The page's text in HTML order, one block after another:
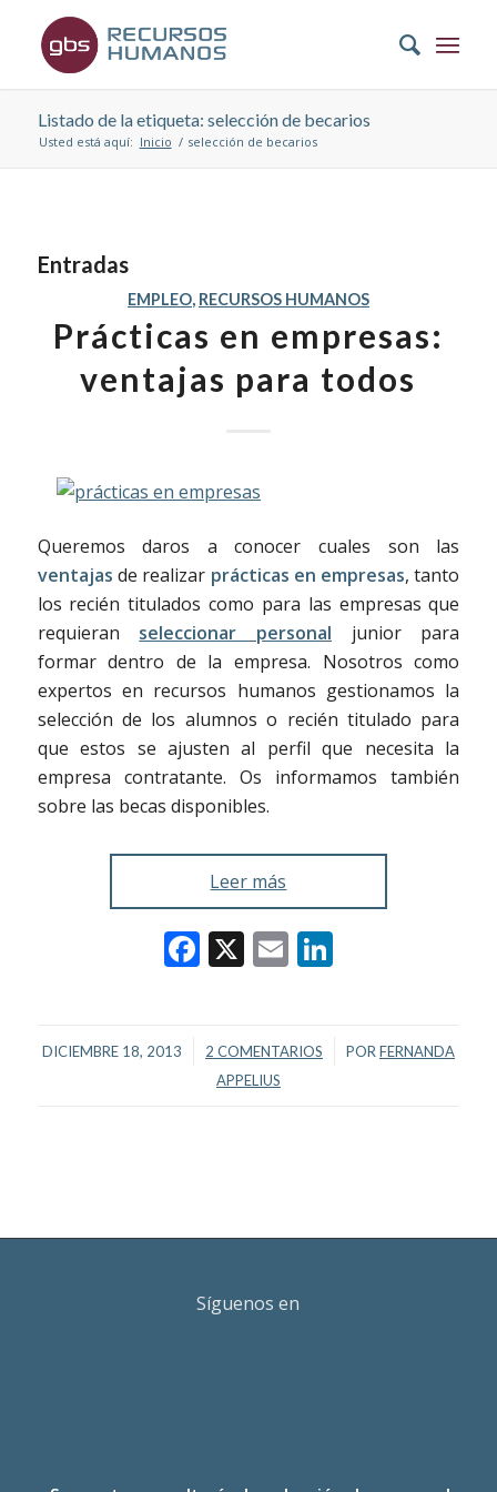
Listado de la etiqueta: selección de becarios
Usted está aquí: Inicio / selección de becarios
Entradas
EMPLEO, RECURSOS HUMANOS
Prácticas en empresas:
ventajas para todos
Queremos daros a conocer cuales son las
ventajas de realizar prácticas en empresas, tanto
los recién titulados como para las empresas que
requieran seleccionar personal
junior para
formar dentro de la empresa. Nosotros como
expertos en recursos humanos gestionamos la
selección de los alumnos o recién titulado para
que estos se ajusten al perfil que necesita la
empresa contratante. Os informamos también
sobre las becas disponibles.
Leer más
Facebook
X EmailLinkedIn
DICIEMBRE 18, 2013
/ 2 COMENTARIOS
/ POR FERNANDA
APPELIUS
Síguenos en